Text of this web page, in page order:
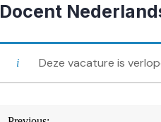
Docent
Deze vacature is
Bericht